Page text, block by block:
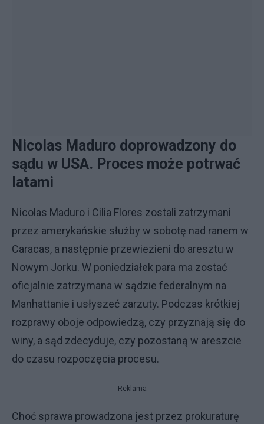
Nicolas Maduro doprowadzony do
sądu w USA. Proces może potrwać
latami
Nicolas Maduro i Cilia Flores zostali zatrzymani
przez amerykańskie służby w sobotę nad ranem w
Caracas, a następnie przewiezieni do aresztu w
Nowym Jorku. W poniedziałek para ma zostać
oficjalnie zatrzymana w sądzie federalnym na
Manhattanie i usłyszeć zarzuty. Podczas krótkiej
rozprawy oboje odpowiedzą, czy przyznają się do
winy, a sąd zdecyduje, czy pozostaną w areszcie
do czasu rozpoczęcia procesu.
Reklama
Choć sprawa prowadzona jest przez prokuraturę